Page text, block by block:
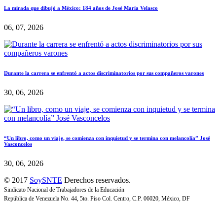
La mirada que dibujó a México: 184 años de José María Velasco
06, 07, 2026
Durante la carrera se enfrentó a actos discriminatorios por sus compañeros varones
30, 06, 2026
“Un libro, como un viaje, se comienza con inquietud y se termina con melancolía” José
Vasconcelos
30, 06, 2026
© 2017 SoySNTE Derechos reservados.
Sindicato Nacional de Trabajadores de la Educación
República de Venezuela No. 44, 5to. Piso Col. Centro, C.P. 06020, México, DF